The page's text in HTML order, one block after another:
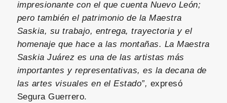
impresionante con el que cuenta Nuevo León;
pero también el patrimonio de la Maestra
Saskia, su trabajo, entrega, trayectoria y el
homenaje que hace a las montañas. La Maestra
Saskia Juárez es una de las artistas más
importantes y representativas, es la decana de
las artes visuales en el Estado”, expresó
Segura Guerrero.